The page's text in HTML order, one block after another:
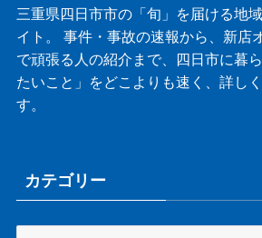
三重県四日市市の「旬」を届ける地
イト。 事件・事故の速報から、新店
で頑張る人の紹介まで、四日市に暮
たいこと」をどこよりも速く、詳し
す。
カテゴリー